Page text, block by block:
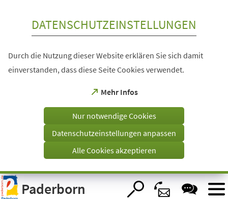
Visuelle
Assistenzsoftware
öffnen.
DATENSCHUTZEINSTELLUNGEN
Durch die Nutzung dieser Website erklären Sie sich damit
einverstanden, dass diese Seite Cookies verwendet.
Mehr Infos
(Öffnet
einem
Tab)
Nur notwendige Cookies
Datenschutzeinstellungen anpassen
Alle Cookies akzeptieren
Paderborn